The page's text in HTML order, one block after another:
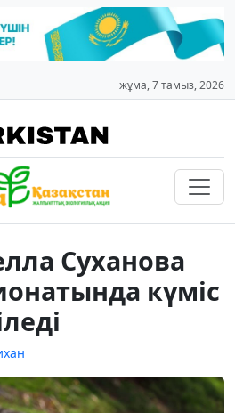
жұма, 7 тамыз, 2026
Суханова
күміс